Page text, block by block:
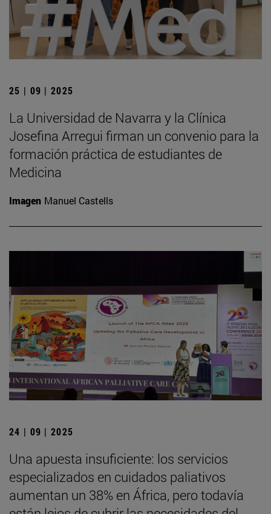
25 | 09 | 2025
La Universidad de Navarra y la Clínica
Josefina Arregui firman un convenio para la
formación práctica de estudiantes de
Medicina
Imagen Manuel Castells
24 | 09 | 2025
Una apuesta insuficiente: los servicios
especializados en cuidados paliativos
aumentan un 38% en África, pero todavía